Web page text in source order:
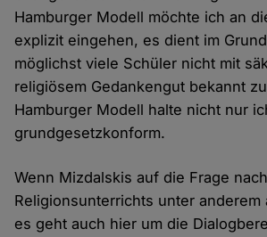
Hamburger Modell möchte ich an
explizit eingehen, es dient im
möglichst viele Schüler nicht mit
religiösem Gedankengut bekannt
Hamburger Modell halte nicht nur
grundgesetzkonform.
Wenn Mizdalskis auf die Frage
Religionsunterrichts unter anderem
es geht auch hier um die